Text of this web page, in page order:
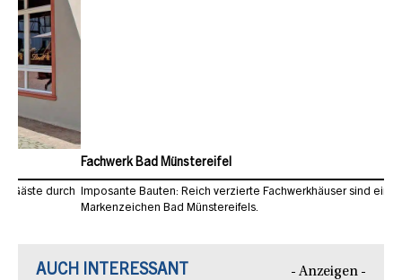
Fachwerk Bad Münstereifel
Imposante Bauten: Reich verzierte Fachwerkhäuser sind eines der
Markenzeichen Bad Münstereifels.
AUCH INTERESSANT - Anzeigen -